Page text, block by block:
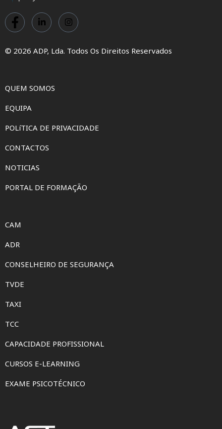
© 2026 ADP, Lda. Todos Os Direitos Reservados
QUEM SOMOS
EQUIPA
POLíTICA DE PRIVACIDADE
CONTACTOS
NOTICIAS
PORTAL DE FORMAÇÃO
CAM
ADR
CONSELHEIRO DE SEGURANÇA
TVDE
TAXI
TCC
CAPACIDADE PROFISSIONAL
CURSOS E-LEARNING
EXAME PSICOTÉCNICO